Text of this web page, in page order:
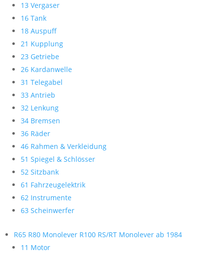
13 Vergaser
16 Tank
18 Auspuff
21 Kupplung
23 Getriebe
26 Kardanwelle
31 Telegabel
33 Antrieb
32 Lenkung
34 Bremsen
36 Räder
46 Rahmen & Verkleidung
51 Spiegel & Schlösser
52 Sitzbank
61 Fahrzeugelektrik
62 Instrumente
63 Scheinwerfer
R65 R80 Monolever R100 RS/RT Monolever ab 1984
11 Motor